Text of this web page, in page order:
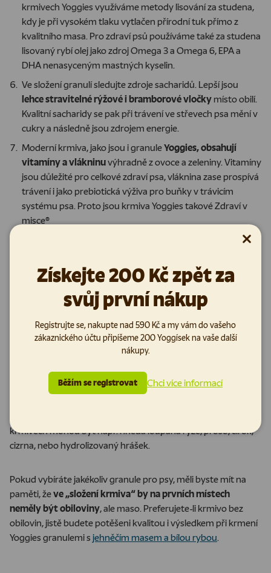
krmivech Yoggies využíváme metody lisování za studena,
kdy je při vysokém tlaku vytlačen přírodní tuk přímo z
kvalitního masa. Pro zdraví psů používáme také za studena
lisovaný rybí olej jako zdroj Omega 3 a Omega 6, EPA a
DHA nenasyceným mastných kyselin.
Ve složení granulí sledujte zdroje sacharidů. Lepší jsou
lehce stravitelné rýžové i bramborové vločky místo obilí.
Kvalitní sacharidy se pak při trávení ve střevech psa mění v
cukry a následně jsou zdrojem energie.
Moderní krmiva, jako jsou i granuleYoggies, obsahují
vitamíny a vlákninuvýhradně z ovoce a zeleniny. Vitamíny
jsou důležité pro celkové zdraví psa, vláknina zase prospívá
trávení i jako prebiotická výživa pro buňky v trávicím
systému psa. Proto jsou krmiva Yoggies takové Zdraví v
misce®
sacharidy a obilí?
Uhlohydráty jsou pro psy v jejich potravě velmi důležité. V
granulích Yoggies používáme vločky z loupané rýže, nebo
bramborové vločky, ze kterých se při látkové přeměně v
organismu psa stávají důležitésacharidy jako zdroj energie.
Každá taková „příloha“ má však svá pro a proti. To je důvod,
proč se v Yoggies vyhýbáme pšenici a pracujeme s rýžovými i
krmivech mohou být např. hnědá loupaná rýže, proso, čirok,
cizrna, nebo hydrolizovaný hrášek.
Pokud vybíráte jakékoliv granule pro psy, měli byste mít na
paměti, ževe „složení krmiva“ by na prvních místech
neměly být obiloviny, ale maso. Preferujete-li krmivo bez
obilovin, jistě budete potěšeni kvalitou i výsledkem při krmení
Yoggies granulemi s jehněčím masem a bílou rybou.
Získejte 200 Kč zpět za
svůj první nákup
Registrujte se, nakupte nad 590 Kč a my vám do vašeho
zákaznického účtu připíšeme 200 Yoggísek na vaše další
nákupy.
Běžím se registrovat Chci více informací